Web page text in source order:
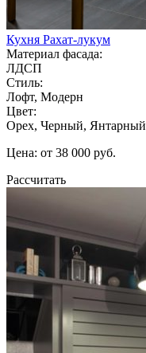
Кухня Рахат-лукум
Материал фасада:
ЛДСП
Стиль:
Лофт, Модерн
Цвет:
Орех, Черный, Янтарный
Цена: от 38 000 руб.
Рассчитать